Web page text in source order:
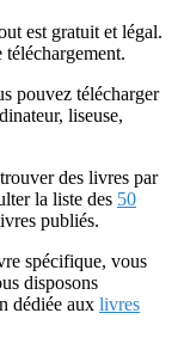
est gratuit et légal.
pouvez télécharger
liseuse,
des livres par
la liste des 50
publiés.
spécifique, vous
disposons
dédiée aux livres